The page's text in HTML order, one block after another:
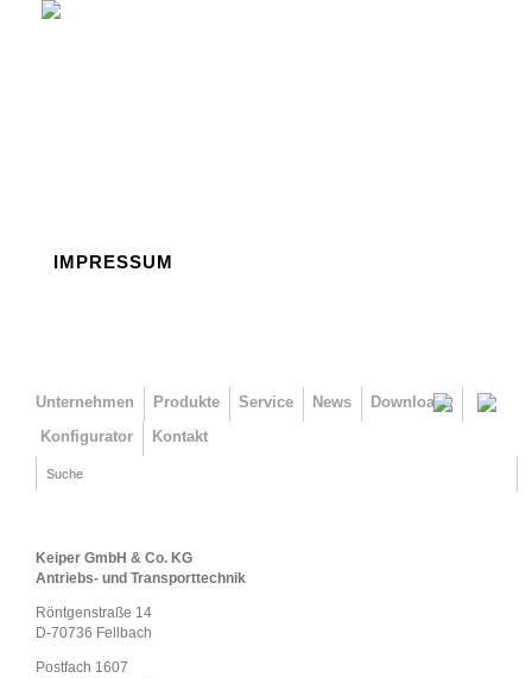
Direkt zum Inhalt
IMPRESSUM
Unternehmen Produkte Service News
Downloads
Konfigurator
Kontakt
Suchformular
Suche
Keiper GmbH & Co. KG
Antriebs- und Transporttechnik
Röntgenstraße 14
D-70736 Fellbach
Postfach 1607